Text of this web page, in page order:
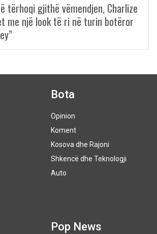
tërhoqi gjithë vëmendjen, Charlize
me një look të ri në turin botëror
Bota
Opinion
Koment
Kosova dhe Rajoni
Shkencë dhe Teknologji
Auto
Pop News